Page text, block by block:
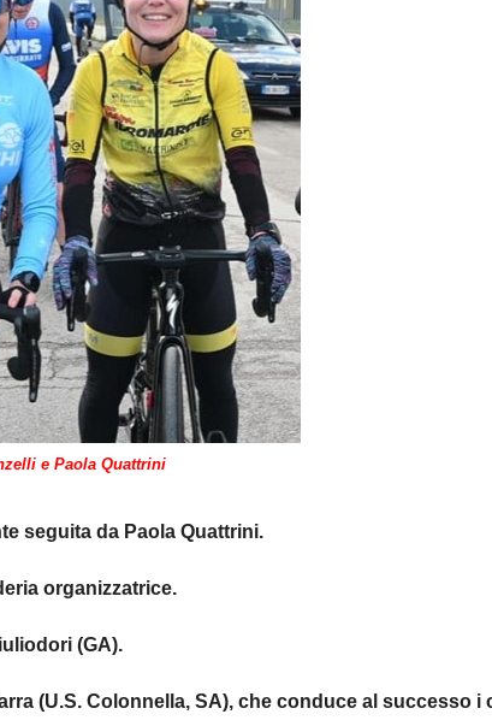
e Paola Quattrini
seguita da Paola Quattrini.
organizzatrice.
(GA).
(U.S. Colonnella, SA), che conduce al successo i